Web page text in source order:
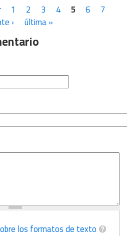
1 2 3 4 5 6
7
›
última »
los formatos de texto